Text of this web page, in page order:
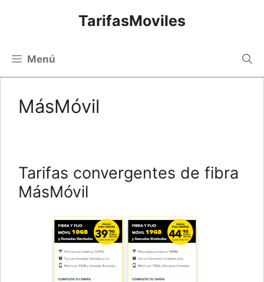
TarifasMoviles
Menú
MásMóvil
Tarifas convergentes de fibra
MásMóvil